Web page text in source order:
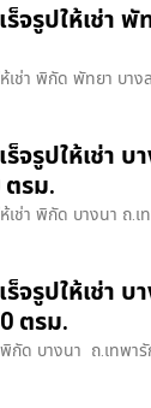
ร็จรูปให้เช่า
ห้เช่า พิกัด พัทยา บา
ร็จรูปให้เช่า
รม.
ห้เช่า พิกัด บางนา​ ถ
ร็จรูปให้เช่า
ตรม.
พิกัด บางนา​ ถ.เทพ